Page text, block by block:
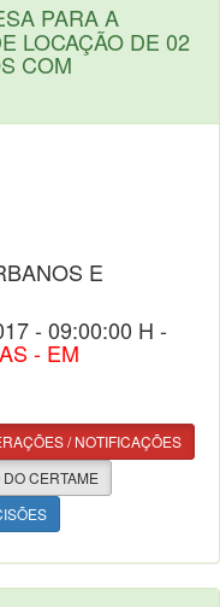
PARA A
LOCAÇÃO DE 02
COM
E
- 09:00:00 H -
- EM
/ NOTIFICAÇÕES
CERTAME